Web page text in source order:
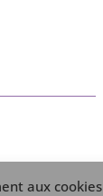
aux cookies